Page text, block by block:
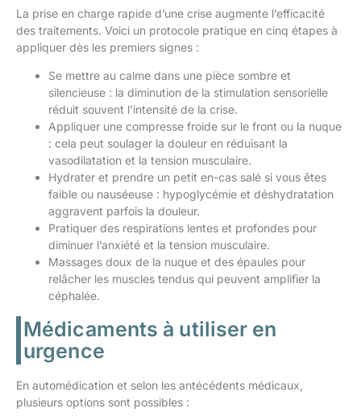
La prise en charge rapide d’une crise augmente l’efficacité
des traitements. Voici un protocole pratique en cinq étapes à
appliquer dès les premiers signes :
Se mettre au calme dans une pièce sombre et
silencieuse : la diminution de la stimulation sensorielle
réduit souvent l’intensité de la crise.
Appliquer une compresse froide sur le front ou la nuque
: cela peut soulager la douleur en réduisant la
vasodilatation et la tension musculaire.
Hydrater et prendre un petit en-cas salé si vous êtes
faible ou nauséeuse : hypoglycémie et déshydratation
aggravent parfois la douleur.
Pratiquer des respirations lentes et profondes pour
diminuer l’anxiété et la tension musculaire.
Massages doux de la nuque et des épaules pour
relâcher les muscles tendus qui peuvent amplifier la
céphalée.
Médicaments à utiliser en
urgence
En automédication et selon les antécédents médicaux,
plusieurs options sont possibles :